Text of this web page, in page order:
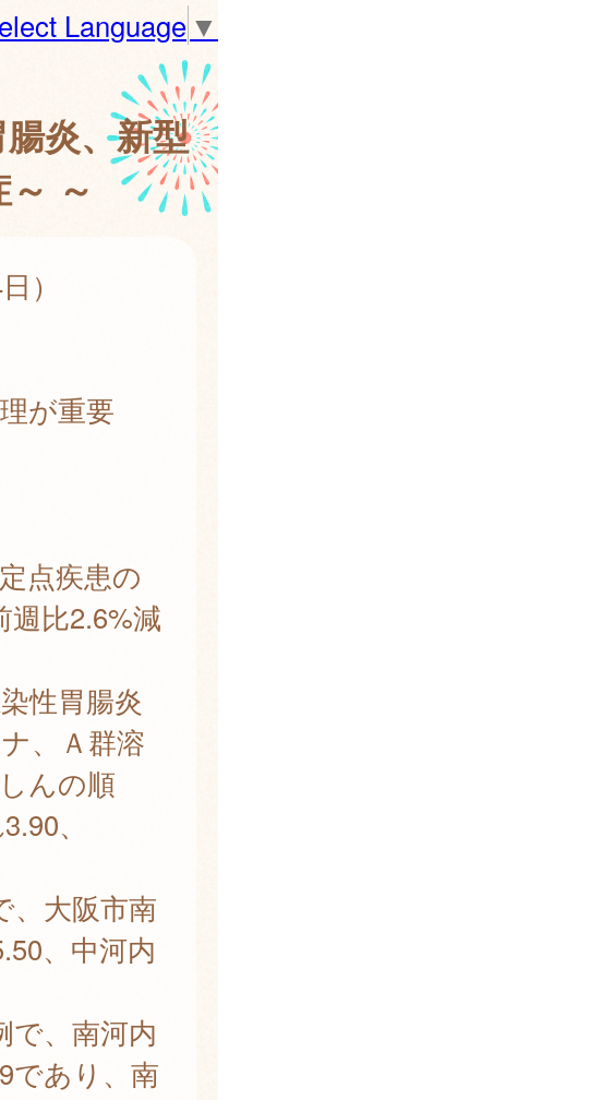
Language ▼
炎、新型
～
）
が重要
点疾患の
比2.6%減
性胃腸炎
、Ａ群溶
んの順
、
、大阪市南
、中河内
で、南河内
であり、南